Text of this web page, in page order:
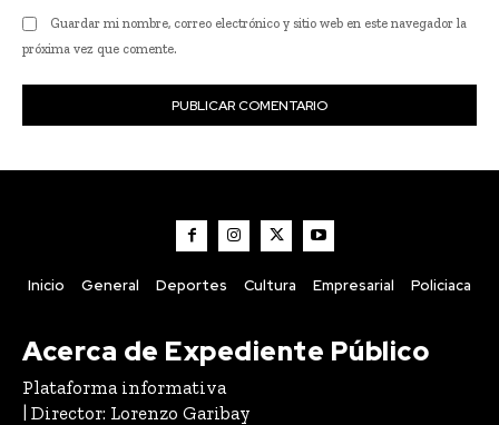
Guardar mi nombre, correo electrónico y sitio web en este navegador la
próxima vez que comente.
Inicio General Deportes Cultura Empresarial Policiaca
Acerca de Expediente Público
Plataforma informativa
| Director: Lorenzo Garibay